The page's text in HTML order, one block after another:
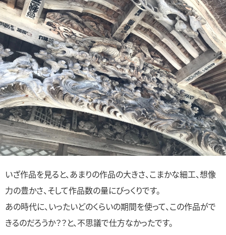
いざ作品を見ると、あまりの作品の大きさ、こまかな細工、想像
力の豊かさ、そして作品数の量にびっくりです。
あの時代に、いったいどのくらいの期間を使って、この作品がで
きるのだろうか？？と、不思議で仕方なかったです。